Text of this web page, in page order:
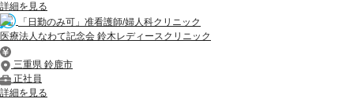
詳細を見る
「日勤のみ可」准看護師/婦人科クリニック
医療法人なわて記念会 鈴木レディースクリニック
三重県 鈴鹿市
正社員
詳細を見る